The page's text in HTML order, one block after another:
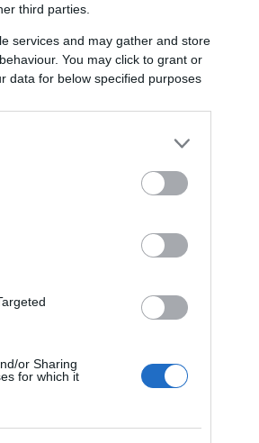
third parties.
services and may gather and store
You may click to grant or
data for below specified purposes
or Sharing
for which it
az
megfelelő,
az
anyagiakat
de emellett